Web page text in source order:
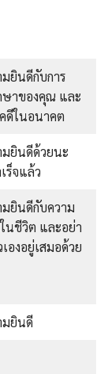
ยินดีกับการ
ษาของคุณ และ
ดีในอนาคต
ยินดีด้วยนะ
ร็จแล้ว
ยินดีกับความ
นชีวิต และอย่า
งอยู่เสมอด้วย
มยินดี